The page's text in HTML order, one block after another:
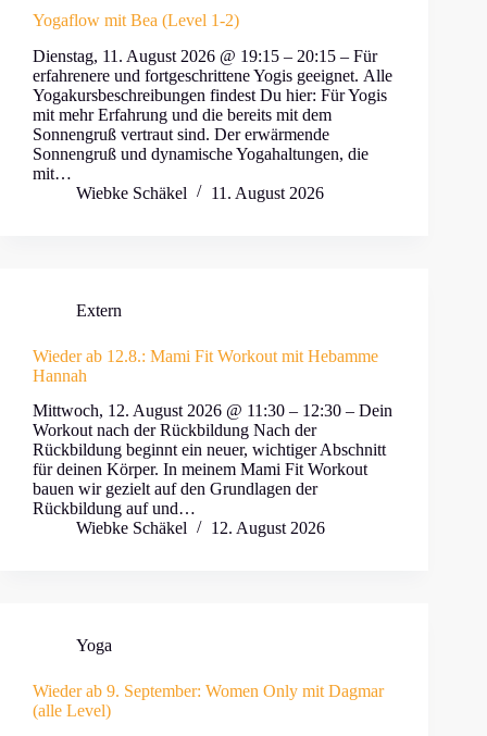
Yogaflow mit Bea (Level 1-2)
Dienstag, 11. August 2026 @ 19:15 – 20:15 – Für
erfahrenere und fortgeschrittene Yogis geeignet. Alle
Yogakursbeschreibungen findest Du hier: Für Yogis
mit mehr Erfahrung und die bereits mit dem
Sonnengruß vertraut sind. Der erwärmende
Sonnengruß und dynamische Yogahaltungen, die
mit…
Wiebke Schäkel
11. August 2026
Extern
Wieder ab 12.8.: Mami Fit Workout mit Hebamme
Hannah
Mittwoch, 12. August 2026 @ 11:30 – 12:30 – Dein
Workout nach der Rückbildung Nach der
Rückbildung beginnt ein neuer, wichtiger Abschnitt
für deinen Körper. In meinem Mami Fit Workout
bauen wir gezielt auf den Grundlagen der
Rückbildung auf und…
Wiebke Schäkel
12. August 2026
Yoga
Wieder ab 9. September: Women Only mit Dagmar
(alle Level)